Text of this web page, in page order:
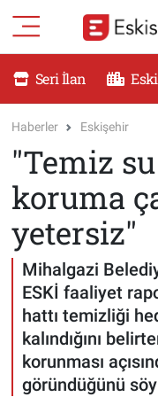
Seri İlan
Haberler Eskişehir
"Temiz
koruma
yetersiz"
Mihalgazi
ESKİ faaliyet
hattı temizliği
kalındığını
korunması
göründüğünü
RESMİ İLANLAR
DÜNYA
SAĞLIK
MAGAZİN
KADIN
TEKNOLOJİ
YEMEK
Eskişehir
Eskişehir
Eskişehir Trafik
Süper Lig Puan
Tüm Manşetler
Son Dakika
Haber Arşivi